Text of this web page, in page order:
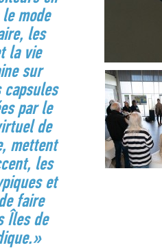
mode
les
la vie
sur
par le
de
mettent
les
et
faire
Îles de